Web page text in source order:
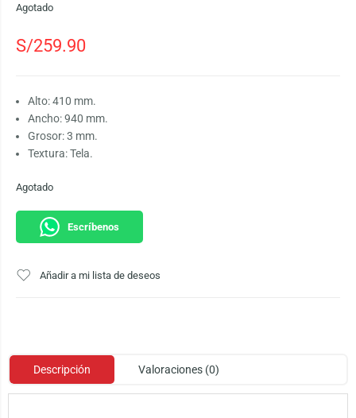
Agotado
S/259.90
Alto: 410 mm.
Ancho: 940 mm.
Grosor: 3 mm.
Textura: Tela.
Agotado
Escríbenos
Añadir a mi lista de deseos
Descripción Valoraciones (0)